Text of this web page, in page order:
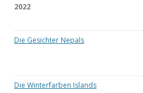
2022
Die Gesichter Nepals
Die Winterfarben Islands